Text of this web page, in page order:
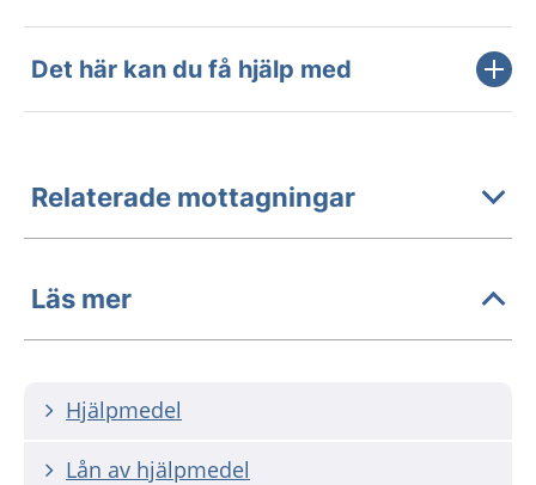
Det här kan du få hjälp med
Relaterade mottagningar
Läs mer
Hjälpmedel
Lån av hjälpmedel